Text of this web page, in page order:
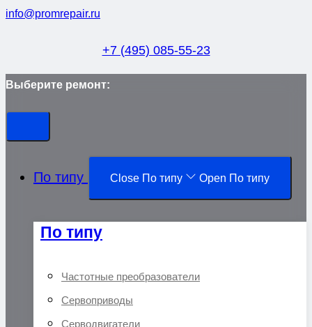
info@promrepair.ru
+7 (495) 085-55-23
Выберите ремонт:
По типу Close По типу Open По типу
По типу
Частотные преобразователи
Сервоприводы
Серводвигатели